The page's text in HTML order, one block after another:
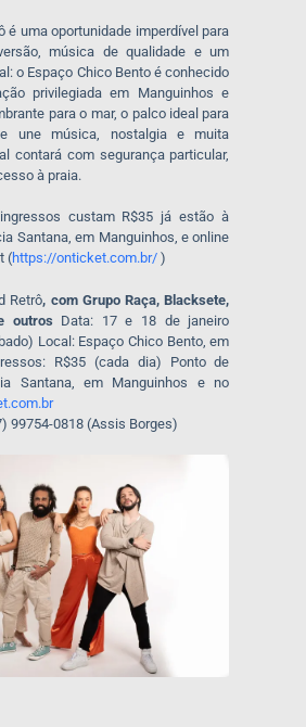
é uma oportunidade imperdível para
música de qualidade e um
o Espaço Chico Bento é conhecido
privilegiada em Manguinhos e
para o mar, o palco ideal para
une música, nostalgia e muita
contará com segurança particular,
à praia.
custam R$35 já estão à
Santana, em Manguinhos, e online
(https://onticket.com.br/)
Retrô, com Grupo Raça, Blacksete,
outros Data: 17 e 18 de janeiro
Local: Espaço Chico Bento, em
R$35 (cada dia) Ponto de
Santana, em Manguinhos e no
99754-0818 (Assis Borges)